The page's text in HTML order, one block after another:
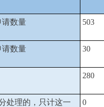
数量 503
请数量 30
280
处理的，只计这一
0